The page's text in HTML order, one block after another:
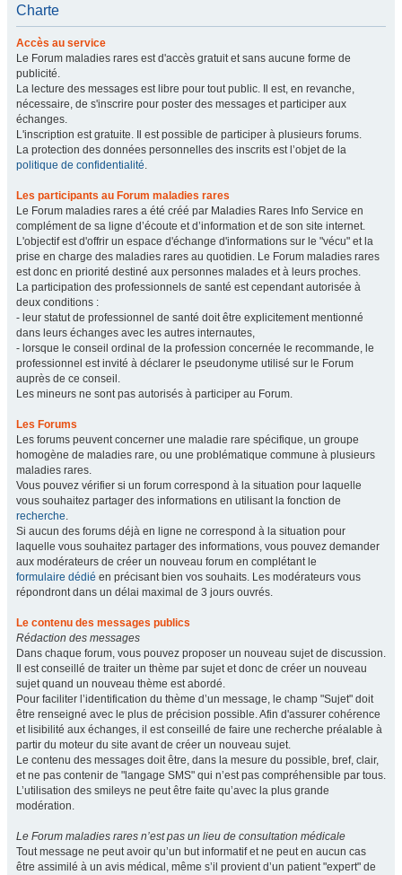
Charte
Accès au service
Le Forum maladies rares est d'accès gratuit et sans aucune forme de
publicité.
La lecture des messages est libre pour tout public. Il est, en revanche,
nécessaire, de s'inscrire pour poster des messages et participer aux
échanges.
L'inscription est gratuite. Il est possible de participer à plusieurs forums.
La protection des données personnelles des inscrits est l’objet de la
politique de confidentialité.
Les participants au Forum maladies rares
Le Forum maladies rares a été créé par Maladies Rares Info Service en
complément de sa ligne d’écoute et d’information et de son site internet.
L'objectif est d'offrir un espace d'échange d'informations sur le "vécu" et la
prise en charge des maladies rares au quotidien. Le Forum maladies rares
est donc en priorité destiné aux personnes malades et à leurs proches.
La participation des professionnels de santé est cependant autorisée à
deux conditions :
- leur statut de professionnel de santé doit être explicitement mentionné
dans leurs échanges avec les autres internautes,
- lorsque le conseil ordinal de la profession concernée le recommande, le
professionnel est invité à déclarer le pseudonyme utilisé sur le Forum
auprès de ce conseil.
Les mineurs ne sont pas autorisés à participer au Forum.
Les Forums
Les forums peuvent concerner une maladie rare spécifique, un groupe
homogène de maladies rare, ou une problématique commune à plusieurs
maladies rares.
Vous pouvez vérifier si un forum correspond à la situation pour laquelle
vous souhaitez partager des informations en utilisant la fonction de
recherche.
Si aucun des forums déjà en ligne ne correspond à la situation pour
laquelle vous souhaitez partager des informations, vous pouvez demander
aux modérateurs de créer un nouveau forum en complétant le
formulaire dédié en précisant bien vos souhaits. Les modérateurs vous
répondront dans un délai maximal de 3 jours ouvrés.
Le contenu des messages publics
Rédaction des messages
Dans chaque forum, vous pouvez proposer un nouveau sujet de discussion.
Il est conseillé de traiter un thème par sujet et donc de créer un nouveau
sujet quand un nouveau thème est abordé.
Pour faciliter l’identification du thème d’un message, le champ "Sujet" doit
être renseigné avec le plus de précision possible. Afin d'assurer cohérence
et lisibilité aux échanges, il est conseillé de faire une recherche préalable à
partir du moteur du site avant de créer un nouveau sujet.
Le contenu des messages doit être, dans la mesure du possible, bref, clair,
et ne pas contenir de "langage SMS" qui n’est pas compréhensible par tous.
L’utilisation des smileys ne peut être faite qu’avec la plus grande
modération.
Le Forum maladies rares n’est pas un lieu de consultation médicale
Tout message ne peut avoir qu’un but informatif et ne peut en aucun cas
être assimilé à un avis médical, même s’il provient d’un patient "expert" de